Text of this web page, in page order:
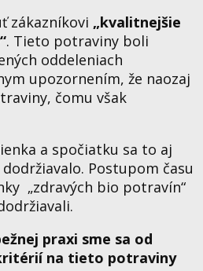
zákazníkovi „kvalitnejšie
. Tieto potraviny boli
oddeleniach
upozornením, že naozaj
čomu však
a spočiatku sa to aj
Postupom času
„zdravých bio potravín“
praxi sme sa od
na tieto potraviny